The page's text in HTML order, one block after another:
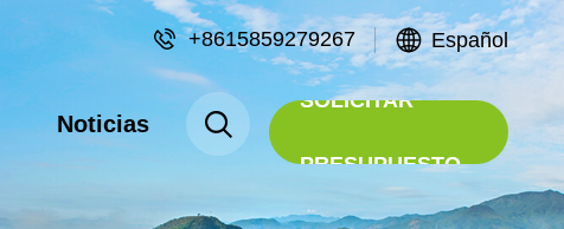
+8615859279267 Español
Noticias
SOLICITAR
PRESUPUESTO